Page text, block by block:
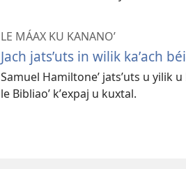
LE MÁAX KU KANANOʼ
Jach jatsʼuts in wilik kaʼach
Samuel Hamiltoneʼ jatsʼuts u yilik
le Bibliaoʼ kʼexpaj u kuxtal.